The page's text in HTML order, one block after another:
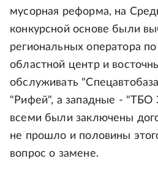
мусорная реформа, на
конкурсной основе были
региональных оператора
областной центр и
обслуживать
"Рифей", а западные - "ТБО
всеми были заключены
не прошло и половины
вопрос о замене.